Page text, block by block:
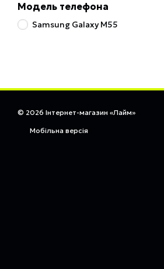
Модель телефона
Samsung Galaxy M55
© 2026 Інтернет-магазин «Лайм»
Мобільна версія